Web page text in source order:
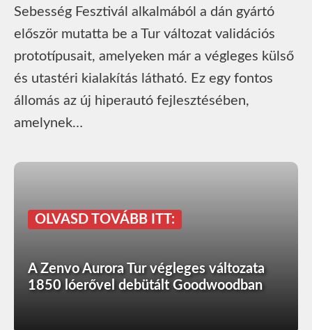
Sebesség Fesztivál alkalmából a dán gyártó
először mutatta be a Tur változat validációs
prototípusait, amelyeken már a végleges külső
és utastéri kialakítás látható. Ez egy fontos
állomás az új hiperautó fejlesztésében,
amelynek…
OLVASD TOVÁBB ITT:
A Zenvo Aurora Tur végleges változata
1850 lóerővel debütált Goodwoodban